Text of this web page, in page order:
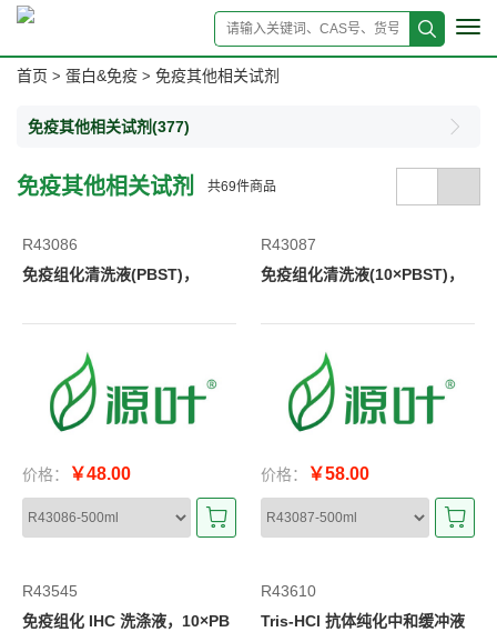
首页 > 蛋白&免疫 > 免疫其他相关试剂
免疫其他相关试剂(377)
免疫其他相关试剂 共69件商品
R43086
免疫组化清洗液(PBST)，
价格： ￥48.00
R43087
免疫组化清洗液(10×PBST)，
价格： ￥58.00
R43545
免疫组化 IHC 洗涤液，10×PB
R43610
Tris-HCl 抗体纯化中和缓冲液